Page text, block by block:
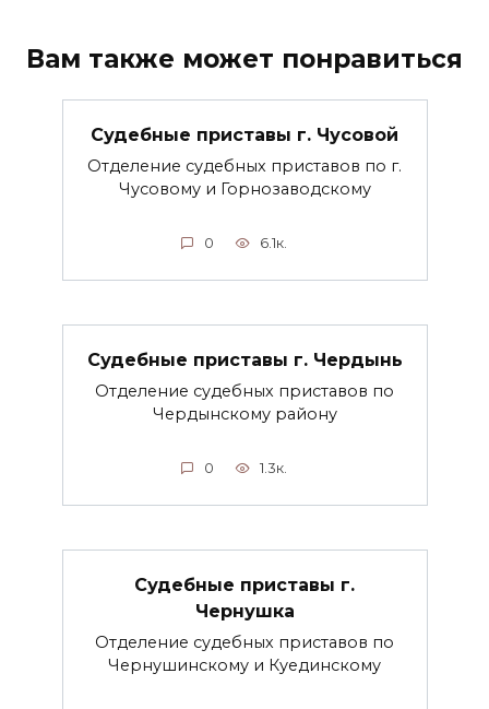
Вам также может понравиться
Судебные приставы г. Чусовой
Отделение судебных приставов по г.
Чусовому и Горнозаводскому
0 6.1к.
Судебные приставы г. Чердынь
Отделение судебных приставов по
Чердынскому району
0 1.3к.
Судебные приставы г.
Чернушка
Отделение судебных приставов по
Чернушинскому и Куединскому